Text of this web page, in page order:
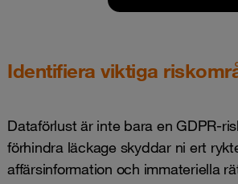
Identifiera viktiga
Dataförlust är inte bara en GDPR-
förhindra läckage skyddar ni ert
affärsinformation och immateriella